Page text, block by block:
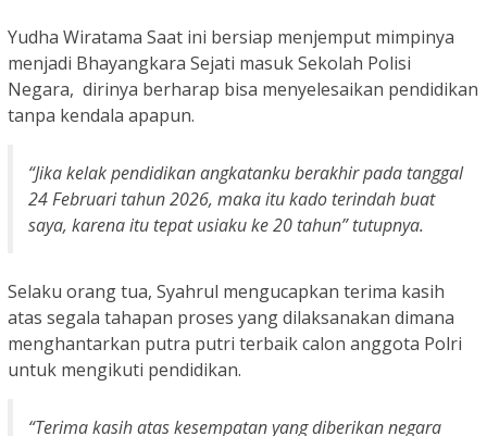
Yudha Wiratama Saat ini bersiap menjemput mimpinya
menjadi Bhayangkara Sejati masuk Sekolah Polisi
Negara, dirinya berharap bisa menyelesaikan pendidikan
tanpa kendala apapun.
“Jika kelak pendidikan angkatanku berakhir pada tanggal
24 Februari tahun 2026, maka itu kado terindah buat
saya, karena itu tepat usiaku ke 20 tahun” tutupnya.
Selaku orang tua, Syahrul mengucapkan terima kasih
atas segala tahapan proses yang dilaksanakan dimana
menghantarkan putra putri terbaik calon anggota Polri
untuk mengikuti pendidikan.
“Terima kasih atas kesempatan yang diberikan negara